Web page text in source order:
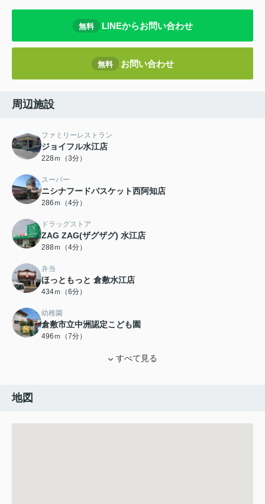
無料 LINEからお問い合わせ
無料 お問い合わせ
周辺施設
ファミリーレストラン
ジョイフル水江店
228ｍ（3分）
スーパー
ニシナフードバスケット西阿知店
286ｍ（4分）
ドラッグストア
ZAG ZAG(ザグザグ) 水江店
288ｍ（4分）
弁当
ほっともっと 倉敷水江店
434ｍ（6分）
幼稚園
倉敷市立中洲認定こども園
496ｍ（7分）
すべて見る
地図